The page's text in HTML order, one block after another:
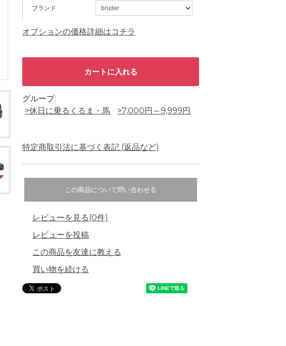
ブランド
オプションの価格詳細はコチラ
グループ:
>休日に乗るくるま・馬
>7,000円～9,999円
特定商取引法に基づく表記 (返品など)
この商品について問い合わせる
レビューを見る(0件)
レビューを投稿
この商品を友達に教える
買い物を続ける